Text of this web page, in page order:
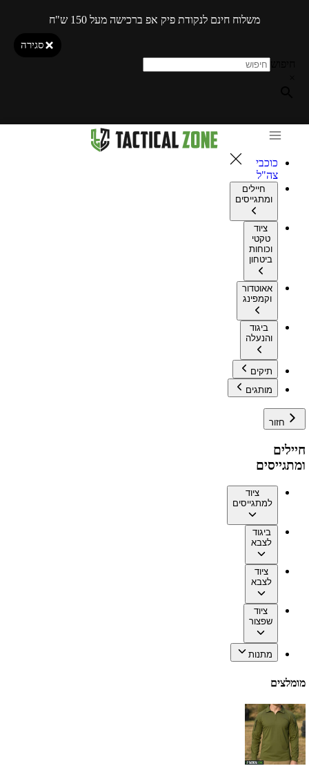
משלוח חינם לנקודת פיק אפ ברכישה מעל 150 ש"ח
סגירה
כוכבי
צה"ל
חיילים
ומתגייסים
ציוד
טקטי
וכוחות
ביטחון
אאוטדור
וקמפינג
ביגוד
והנעלה
תיקים
מותגים
חזור
חיילים
ומתגייסים
ציוד
למתגייסים
ביגוד
לצבא
ציוד
לצבא
ציוד
שפצור
מתנות
מומלצים